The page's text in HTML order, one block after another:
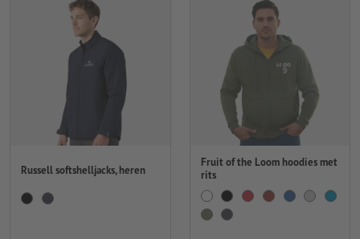
Russell softshelljacks, heren
Fruit of the Loom hoodies met
rits